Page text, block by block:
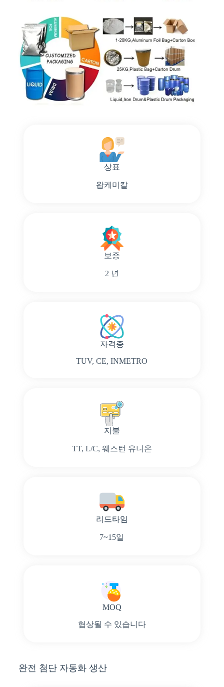
상표
왑케미칼
보증
2 년
자격증
TUV, CE, INMETRO
지불
TT, L/C, 웨스턴 유니온
리드타임
7~15일
MOQ
협상될 수 있습니다
완전 첨단 자동화 생산